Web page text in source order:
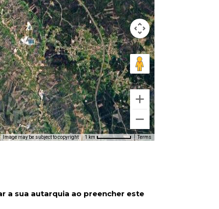
Image may be subject to copyright 1 km Terms
a sua autarquia ao preencher este